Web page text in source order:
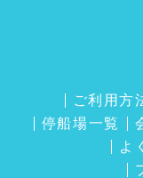
ご利用方
停船場一覧
よ